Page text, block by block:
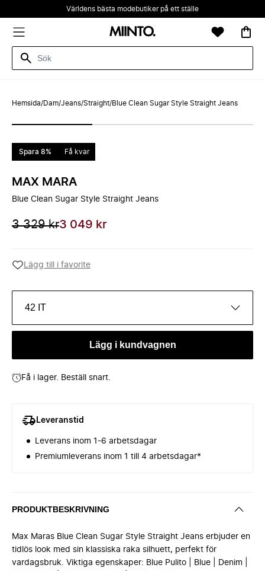
Världens bästa modebutiker på ett ställe
Hemsida/Dam/Jeans/Straight/Blue Clean Sugar Style Straight Jeans
Spara 8% Få kvar
MAX MARA
Blue Clean Sugar Style Straight Jeans
3 329 kr3 049 kr
Lägg till i favorite
42 IT
Lägg i kundvagnen
Få i lager. Beställ snart.
Leveranstid
Leverans inom 1-6 arbetsdagar
Premiumleverans inom 1 till 4 arbetsdagar*
PRODUKTBESKRIVNING
Max Maras Blue Clean Sugar Style Straight Jeans erbjuder en
tidlös look med sin klassiska raka silhuett, perfekt för
vardagsbruk. Viktiga egenskaper: Blue Pulito | Blue | Denim |